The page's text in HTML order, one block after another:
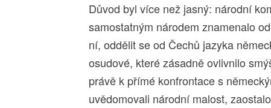
Důvod byl více než jasný: národní
samostatným národem znamenalo
ní, oddělit se od Čechů jazyka
osudové, které zásadně ovlivnilo
právě k přímé konfrontace s
uvědomovali národní malost,